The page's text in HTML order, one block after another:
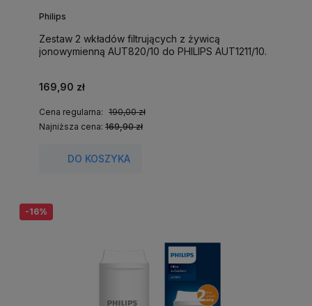
Philips
Zestaw 2 wkładów filtrujących z żywicą
jonowymienną AUT820/10 do PHILIPS AUT1211/10.
169,90 zł
Cena regularna: 190,00 zł
Najniższa cena: 169,90 zł
DO KOSZYKA
-16%